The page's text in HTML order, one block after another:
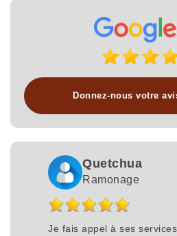
Donnez-nous votre
Quetchua
Ramonage
Je fais appel à ses